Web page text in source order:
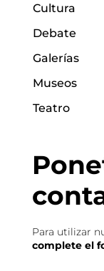
Cultura
Debate
Galerías
Museos
Teatro
Para utilizar
complete el